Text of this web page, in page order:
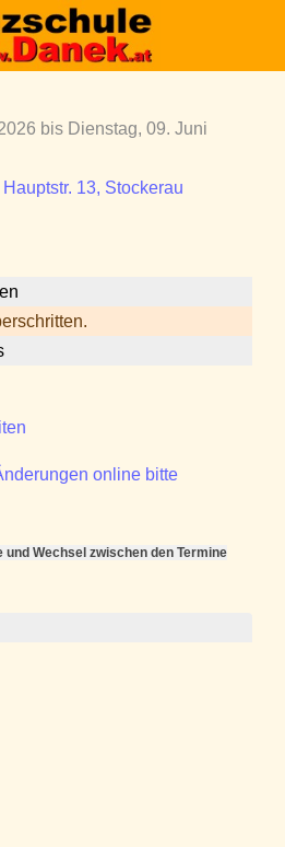
bis Dienstag, 09. Juni
13, Stockerau
online bitte
und Wechsel zwischen den Termine